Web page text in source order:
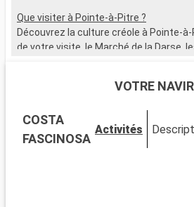
Que visiter à Pointe-à-Pitre ?
Découvrez la culture créole à Pointe-
de votre visite, le Marché de la Darse,
Autour de Pointe-à-Pitre, les sites à
: les Chutes du Carbet, la plage de
Guadeloupe, les ruines du Fort Fleur
VOTRE
COSTA
FASCINOSA
Activités